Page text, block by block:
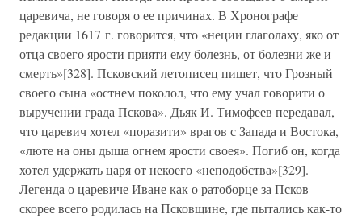
царевича, не говоря о ее причинах. В Хронографе
редакции 1617 г. говорится, что «неции глаголаху, яко от
отца своего ярости прияти ему болезнь, от болезни же и
смерть»[328]. Псковский летописец пишет, что Грозный
своего сына «остнем поколол, что ему учал говорити о
выручении града Пскова». Дьяк И. Тимофеев передавал,
что царевич хотел «поразити» врагов с Запада и Востока,
«люте на оны дыша огнем ярости своея». Погиб он, когда
хотел удержать царя от некоего «неподобства»[329].
Легенда о царевиче Иване как о ратоборце за Псков
скорее всего родилась на Псковщине, где пытались как-то